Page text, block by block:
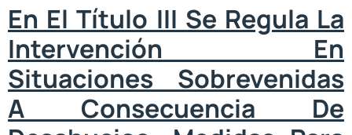
En El Título III Se Regula La
Intervención En
Situaciones Sobrevenidas
A Consecuencia De